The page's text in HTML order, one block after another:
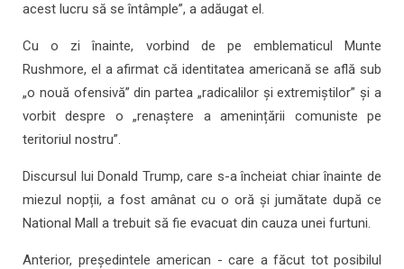
acest lucru să se întâmple”, a adăugat el.
Cu o zi înainte, vorbind de pe emblematicul Munte
Rushmore, el a afirmat că identitatea americană se află sub
„o nouă ofensivă” din partea „radicalilor și extremiștilor” și a
vorbit despre o „renaștere a amenințării comuniste pe
teritoriul nostru”.
Discursul lui Donald Trump, care s-a încheiat chiar înainte de
miezul nopții, a fost amânat cu o oră și jumătate după ce
National Mall a trebuit să fie evacuat din cauza unei furtuni.
Anterior, președintele american - care a făcut tot posibilul